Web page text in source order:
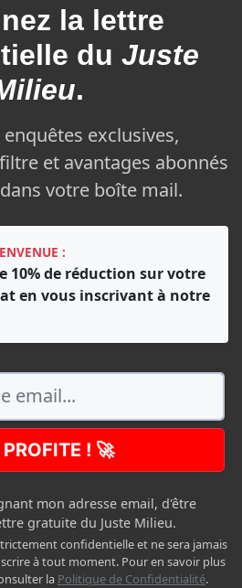
la lettre
du Juste
.
enquêtes exclusives,
et avantages abonnés
votre boîte mail.
:
10% de réduction sur votre
en vous inscrivant à notre
! 🚀
mon adresse email, d'être
gratuite du Juste Milieu.
confidentielle et ne sera jamais
à tout moment. Pour en savoir plus
la Politique de Confidentialité.